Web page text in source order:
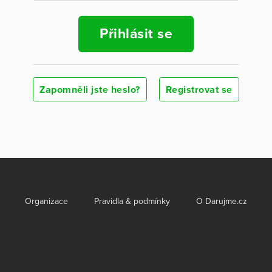
Přihlásit se
Zapomněli jste heslo? Registrovat se
Organizace Pravidla & podmínky O Darujme.cz